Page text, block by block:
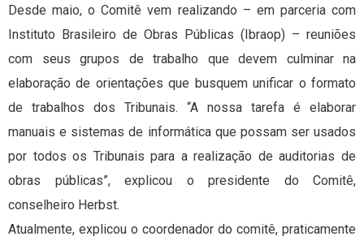
Desde maio, o Comitê vem realizando – em parceria com
Instituto Brasileiro de Obras Públicas (Ibraop) – reuniões
com seus grupos de trabalho que devem culminar na
elaboração de orientações que busquem unificar o formato
de trabalhos dos Tribunais. “A nossa tarefa é elaborar
manuais e sistemas de informática que possam ser usados
por todos os Tribunais para a realização de auditorias de
obras públicas”, explicou o presidente do Comitê,
conselheiro Herbst.
Atualmente, explicou o coordenador do comitê, praticamente